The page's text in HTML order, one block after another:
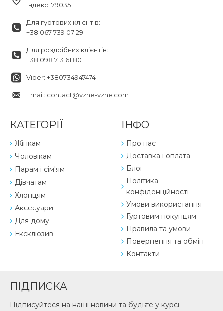
Індекс: 79035
Для гуртових клієнтів:
+38 067 739 07 29
Для роздрібних клієнтів:
+38 098 713 61 80
Viber: +380734947474
Email: contact@vzhe-vzhe.com
КАТЕГОРІЇ
Жінкам
Чоловікам
Парам і сім'ям
Дівчатам
Хлопцям
Аксесуари
Для дому
Ексклюзив
ІНФО
Про нас
Доставка і оплата
Блог
Політика
конфіденційності
Умови використання
Гуртовим покупцям
Правила та умови
Повернення та обмін
Контакти
ПІДПИСКА
Підписуйтеся на наші новини та будьте у курсі